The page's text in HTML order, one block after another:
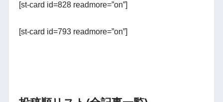
[st-card id=828 readmore=”on”]
[st-card id=793 readmore=”on”]